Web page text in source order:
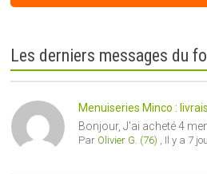
Les derniers messages du
Menuiseries Minco :
Bonjour, J'ai acheté 4
Par Olivier G. (76) Il y a 7